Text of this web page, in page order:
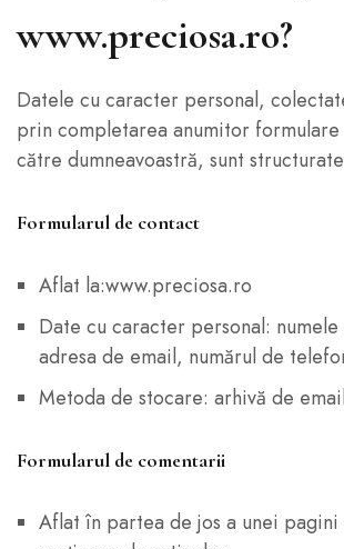
www.preciosa.ro?
Datele cu caracter personal,
prin completarea anumitor
către dumneavoastră, sunt
Formularul de contact
Aflat la:www.preciosa.ro
Date cu caracter personal:
adresa de email, numărul de
Metoda de stocare: arhivă de
Formularul de comentarii
Aflat în partea de jos a unei